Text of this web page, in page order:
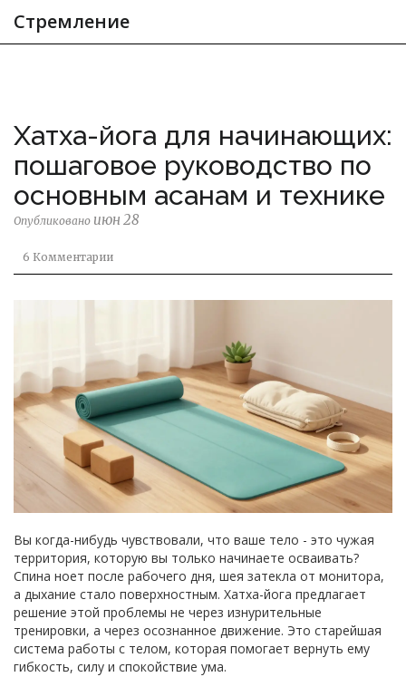
Стремление
Хатха-йога для начинающих:
пошаговое руководство по
основным асанам и технике
Опубликовано июн 28
6 Комментарии
Вы когда-нибудь чувствовали, что ваше тело - это чужая
территория, которую вы только начинаете осваивать?
Спина ноет после рабочего дня, шея затекла от монитора,
а дыхание стало поверхностным. Хатха-йога предлагает
решение этой проблемы не через изнурительные
тренировки, а через осознанное движение. Это старейшая
система работы с телом, которая помогает вернуть ему
гибкость, силу и спокойствие ума.